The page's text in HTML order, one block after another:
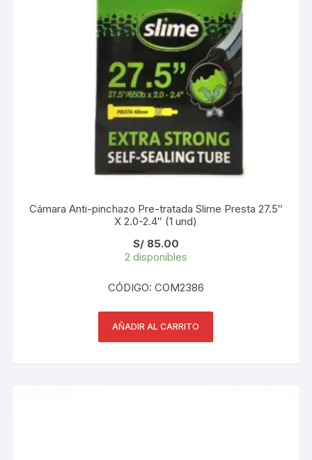
Cámara Anti-pinchazo Pre-tratada Slime Presta 27.5″
X 2.0-2.4″ (1 und)
S/85.00
2 disponibles
CÓDIGO: COM2386
AÑADIR AL CARRITO